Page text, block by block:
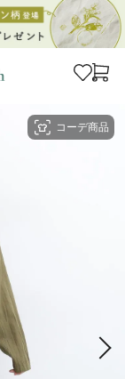
コーデ商品